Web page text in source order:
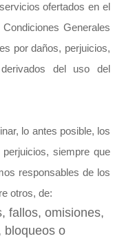
ofertados en el
Generales
por daños, perjuicios,
del uso del
lo antes posible, los
siempre que
responsables de los
otros, de:
fallos, omisiones,
bloqueos o